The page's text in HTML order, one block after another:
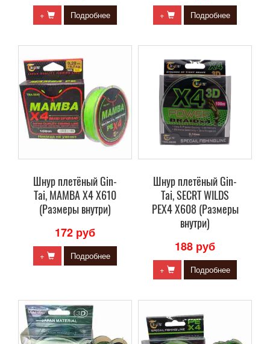
+ Подробнее + Подробнее
Шнур плетёный Gin-
Tai, MAMBA X4 X610
(Размеры внутри)
172 руб
+ Подробнее
Шнур плетёный Gin-
Tai, SECRT WILDS
PEX4 X608 (Размеры
внутри)
188 руб
+ Подробнее